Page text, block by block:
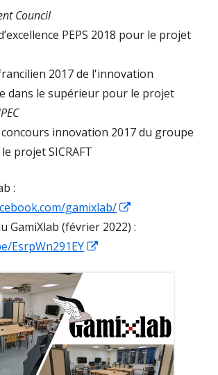
Council
PEPS 2018 pour le projet
2017 de l'innovation
dans le supérieur pour le projet
innovation 2017 du groupe
projet SICRAFT
:
gamixlab/
in
GamiXlab (février 2022) :
EsrpWn291EY
window